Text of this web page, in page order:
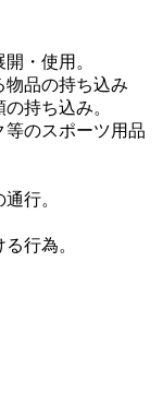
・使用。
物品の持ち込み
持ち込み。
のスポーツ用品
行。
行為。